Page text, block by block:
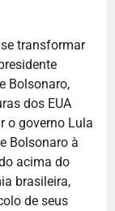
transformar
Bolsonaro,
dos EUA
o governo Lula
Bolsonaro à
acima do
brasileira,
de seus